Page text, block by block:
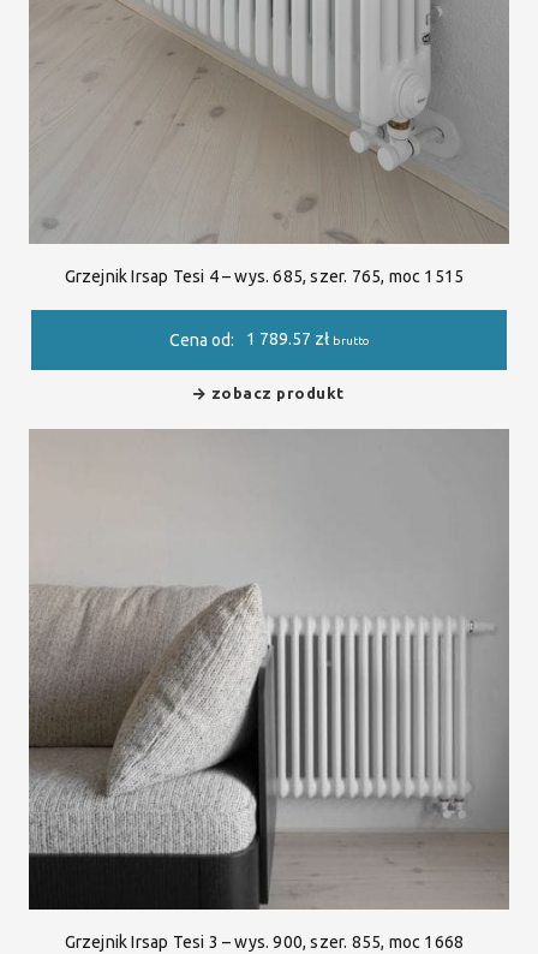
Grzejnik Irsap Tesi 4 – wys. 685, szer. 765, moc 1515
Cena od: 1 789.57 zł brutto
zobacz produkt
Grzejnik Irsap Tesi 3 – wys. 900, szer. 855, moc 1668